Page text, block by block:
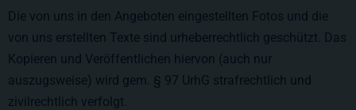
Die von uns in den Angeboten eingestellten Fotos und die
von uns erstellten Texte sind urheberrechtlich geschützt. Das
Kopieren und Veröffentlichen hiervon (auch nur
auszugsweise) wird gem. § 97 UrhG strafrechtlich und
zivilrechtlich verfolgt.